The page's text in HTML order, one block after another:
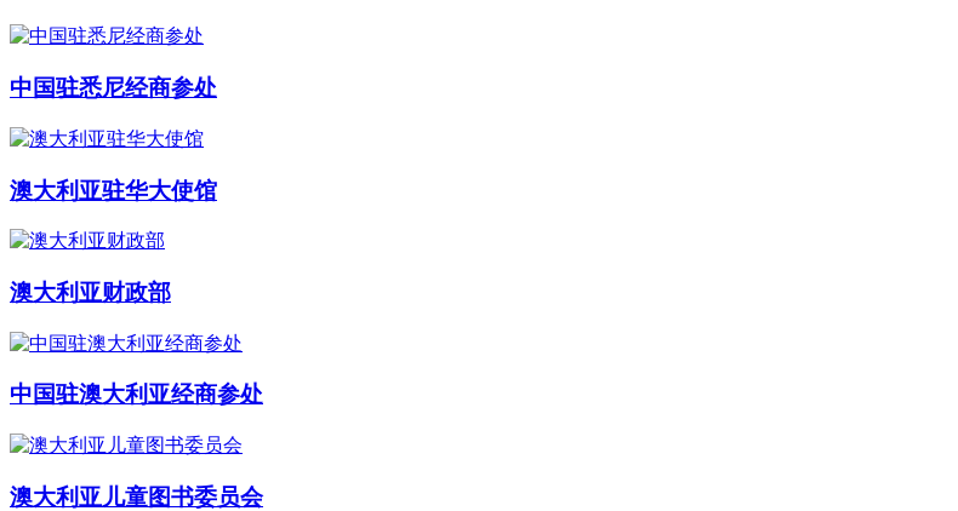
中国驻悉尼经商参处
澳大利亚驻华大使馆
澳大利亚财政部
中国驻澳大利亚经商参处
澳大利亚儿童图书委员会